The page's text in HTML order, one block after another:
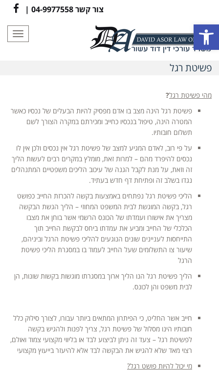
פתח סרגל נגישות
צור קשר04-9977558
|
תפריט
פשיטת רגל
מהי פשיטת רגל?
פשיטת רגל הינה מצב בו אדם מפסיק להיות הבעלים של נכסיו כאשר
המטרה הינה, טיפול בנכסיו כחייב ומכירתם במקרה הצורך לשם
תשלום חובותיו.
על פי רוב, לאדם המגיע למצב של פשיטת רגל אין נכסים ולכן אין לו
נכסים להיפרד מהם – למרות זאת, מומלץ במקרים רבים לעשות הליך
זה וזאת, על מנת לקבל הגנה של עיכוב הליכים משפטיים המתנהלים
נגדו בשלב זה ופתיחת דף חדש בעתיד.
הליכי פשיטת רגל נפתחים באמצעות בקשה להכרזת החייב כפושט
רגל, בקשה המוגשת לבית המשפט המחוזי – הליך הגשת הבקשה
מצריך את אישורו ועמדתו של הכונס הרשמי אשר בוחן את מצבו
הכלכלי של החייב ומביע את עמדתו ביחס לבקשת החייב תוך
התייחסות לעניינים שונים הנוגעים להליכי פשיטת הרגל וביניהם,
שיעור צו התשלומים שעל החייב לעמוד בו במסגרת הליכי פשיטת
הרגל
הליך פשיטת רגל הנו הליך ארוך במסגרתו מוגשות בקשות שונות, הן
לבית משפט והן לכונס.
חייב אשר החליט, כי הפיתרון המתאים ביותר עבורו, לצורך סילוק כלל
חובותיו הינו מסלול של פשיטת רגל, צריך לפנות ולהגיש בקשה
לפשיטת רגל – צעד זה ניתן לביצוע לבד או בליווי מקצועי צמוד ואולם,
רצוי מאד שלא להגיש את הבקשה לבד אלא להיעזר בייעוץ מקצועי
מי יכול להיות פושט רגל?